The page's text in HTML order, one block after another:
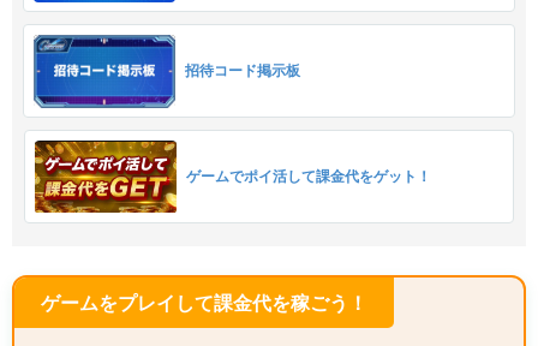
招待コード掲示板
ゲームでポイ活して課金代をゲット！
ゲームをプレイして課金代を稼ごう！